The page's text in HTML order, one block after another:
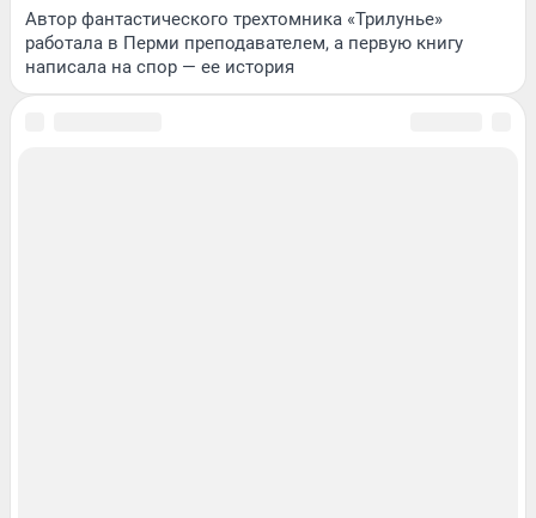
Автор фантастического трехтомника «Трилунье»
работала в Перми преподавателем, а первую книгу
написала на спор — ее история